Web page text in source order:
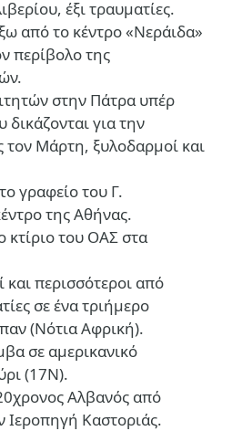
έξι τραυματίες.
από το κέντρο «Νεράιδα»
περίβολο της
στην Πάτρα υπέρ
για την
τον Μάρτη, ξυλοδαρμοί και
γραφείο του Γ.
της Αθήνας.
του ΟΑΣ στα
περισσότεροι από
σε ένα τριήμερο
(Νότια Αφρική).
σε αμερικανικό
(17Ν).
Αλβανός από
Ιεροπηγή Καστοριάς.